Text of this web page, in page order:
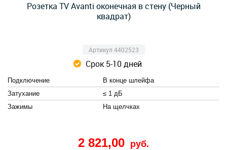
Розетка TV Avanti оконечная в стену (Черный
квадрат)
Артикул 4402523
Срок 5-10 дней
Подключение
В конце шлейфа
Затухание
≤ 1 дБ
Зажимы
На щелчках
2 821,00 руб.